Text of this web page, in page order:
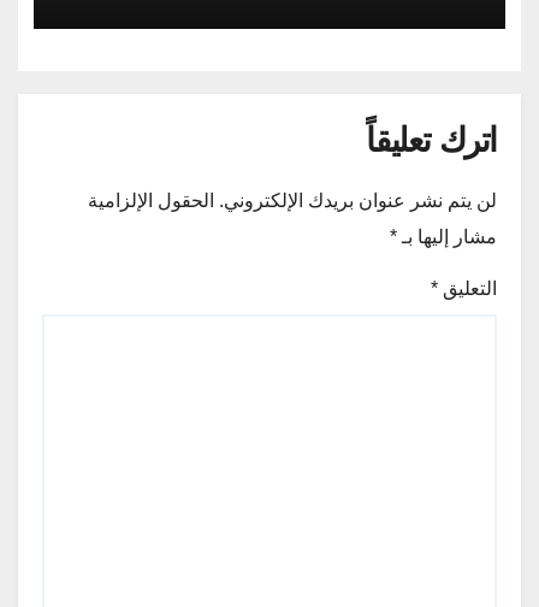
اترك تعليقاً
لن يتم نشر عنوان بريدك الإلكتروني. الحقول الإلزامية
مشار إليها بـ *
التعليق *